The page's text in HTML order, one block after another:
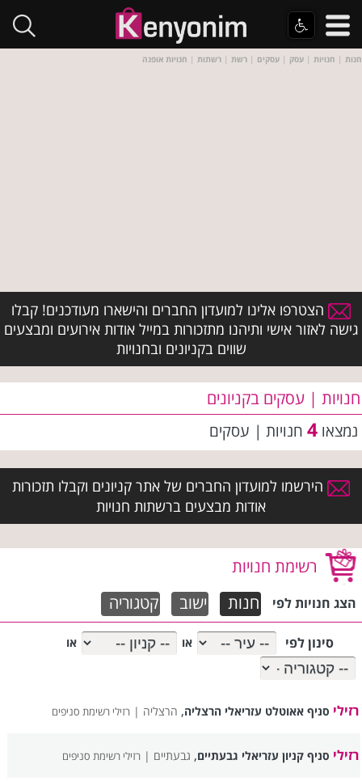
חנות | חנויות | עסק | עסקים | רשת | רשתות | חנויות אופנה
הצטרפו אלינו למועדון החברים והישארו מעודכנים! קבלו
גישה לאזור אישי ותיהנו מתזכורות במייל אודות אירועים ומבצעים
שווים בקניונים ובחנויות
חנויות | עסקים בקניונים
נמצאו 4 חנויות | עסקים
הירשמו למועדון החברים של אתר קניונים וקבלו תזכורות
אודות מבצעים ברשתות חנויות
רשימת חנויות
הצג חנויות לפי חנות ישוב קטגוריה
סינון לפי או או
רזילי סניף אאוטלט עזריאלי הרצליה, הרצליה |רזילי רשימת סניפים
רזילי סניף קניון עזריאלי גבעתיים, גבעתיים |רזילי רשימת סניפים